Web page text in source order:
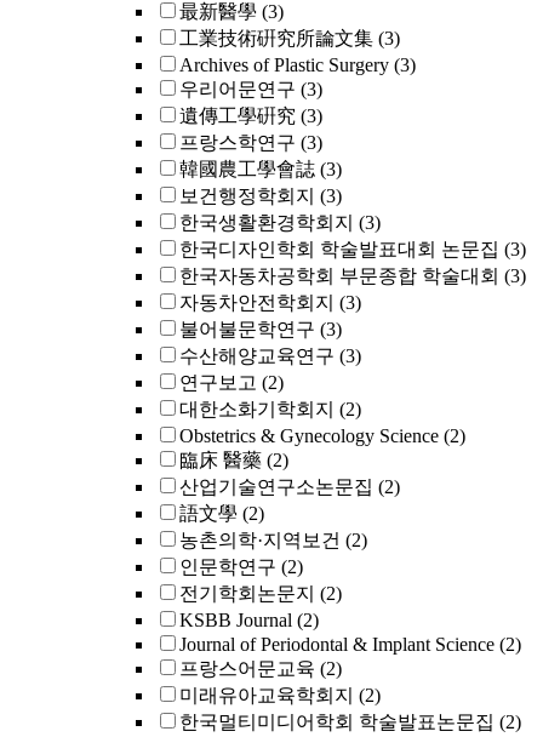
最新醫學 (3)
工業技術硏究所論文集 (3)
Archives of Plastic Surgery (3)
우리어문연구 (3)
遺傳工學硏究 (3)
프랑스학연구 (3)
韓國農工學會誌 (3)
보건행정학회지 (3)
한국생활환경학회지 (3)
한국디자인학회 학술발표대회 논문집 (3)
한국자동차공학회 부문종합 학술대회 (3)
자동차안전학회지 (3)
불어불문학연구 (3)
수산해양교육연구 (3)
연구보고 (2)
대한소화기학회지 (2)
Obstetrics & Gynecology Science (2)
臨床 醫藥 (2)
산업기술연구소논문집 (2)
語文學 (2)
농촌의학·지역보건 (2)
인문학연구 (2)
전기학회논문지 (2)
KSBB Journal (2)
Journal of Periodontal & Implant Science (2)
프랑스어문교육 (2)
미래유아교육학회지 (2)
한국멀티미디어학회 학술발표논문집 (2)